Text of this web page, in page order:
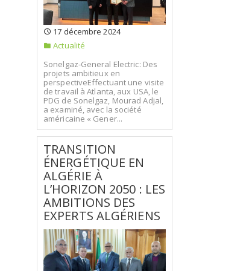
17 décembre 2024
Actualité
Sonelgaz-General Electric: Des
projets ambitieux en
perspectiveEffectuant une visite
de travail à Atlanta, aux USA, le
PDG de Sonelgaz, Mourad Adjal,
a examiné, avec la société
américaine « Gener...
TRANSITION
ÉNERGÉTIQUE EN
ALGÉRIE À
L’HORIZON 2050 : LES
AMBITIONS DES
EXPERTS ALGÉRIENS